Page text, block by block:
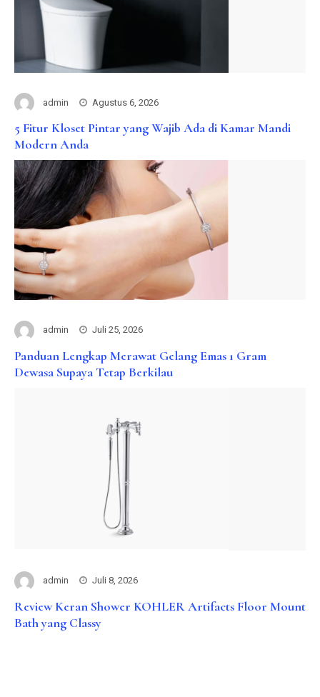
admin Agustus 6, 2026
5 Fitur Kloset Pintar yang Wajib Ada di Kamar Mandi
Modern Anda
admin Juli 25, 2026
Panduan Lengkap Merawat Gelang Emas 1 Gram
Dewasa Supaya Tetap Berkilau
admin Juli 8, 2026
Review Keran Shower KOHLER Artifacts Floor Mount
Bath yang Classy